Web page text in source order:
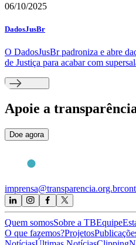
06/10/2025
DadosJusBr
O DadosJusBr padroniza e abre
de Justiça para acabar com
Apoie a
Doe agora
imprensa@transparencia.org.br
Quem somosSobre a TBEquipe
O que fazemos?Projetos